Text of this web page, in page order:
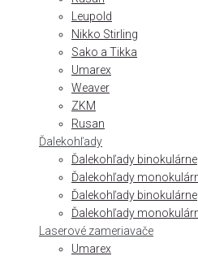
Leupold
Nikko Stirling
Sako a Tikka
Umarex
Weaver
ZKM
Rusan
Ďalekohľady
Ďalekohľady binokulárne
Ďalekohľady
Ďalekohľady binokulárne
Ďalekohľady
Laserové zameriavače
Umarex